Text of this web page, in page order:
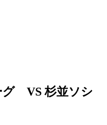
グ VS 杉並ソシ